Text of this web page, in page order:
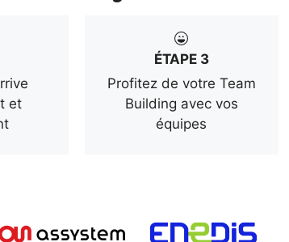
et
ÉTAPE 3
Profitez de votre Team
Building avec vos
équipes